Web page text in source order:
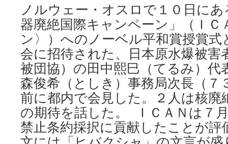
ノルウェー・オスロで１０日に
器廃絶国際キャンペーン」（ＩＣ
ン〉）へのノーベル平和賞授賞
会に招待された、日本原水爆被害
被団協）の田中熙巳（てるみ）代
森俊希（としき）事務局次長（７
前に都内で会見した。２人は核廃
の期待を話した。 ＩＣＡＮは７
禁止条約採択に貢献したことが評